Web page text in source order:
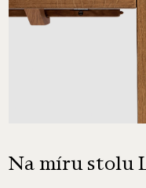
Na míru stolu